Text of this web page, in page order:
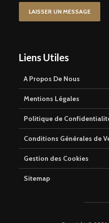
LAISSER UN MESSAGE
Liens Utiles
A Propos De Nous
Mentions Légales
Politique de
Conditions Générales de
Gestion des Cookies
Sitemap